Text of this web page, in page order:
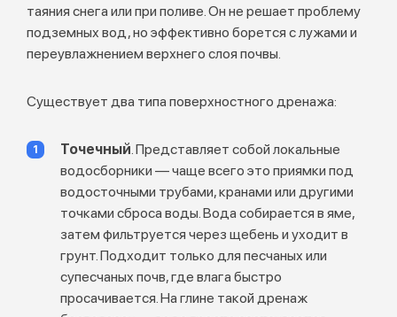
таяния снега или при поливе. Он не решает проблему
подземных вод, но эффективно борется с лужами и
переувлажнением верхнего слоя почвы.
Существует два типа поверхностного дренажа:
Точечный. Представляет собой локальные
водосборники — чаще всего это приямки под
водосточными трубами, кранами или другими
точками сброса воды. Вода собирается в яме,
затем фильтруется через щебень и уходит в
грунт. Подходит только для песчаных или
супесчаных почв, где влага быстро
просачивается. На глине такой дренаж